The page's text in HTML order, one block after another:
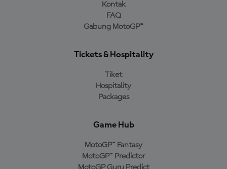
Kontak
FAQ
Gabung MotoGP™
Tickets & Hospitality
Tiket
Hospitality
Packages
Game Hub
MotoGP™ Fantasy
MotoGP™ Predictor